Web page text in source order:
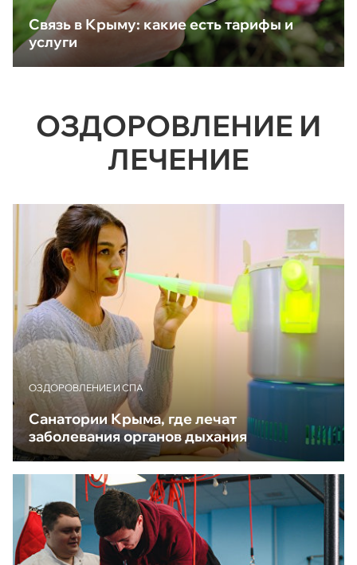
Связь в Крыму: какие есть тарифы и
услуги
ОЗДОРОВЛЕНИЕ И
ЛЕЧЕНИЕ
ОЗДОРОВЛЕНИЕ И СПА
Санатории Крыма, где лечат
заболевания органов дыхания